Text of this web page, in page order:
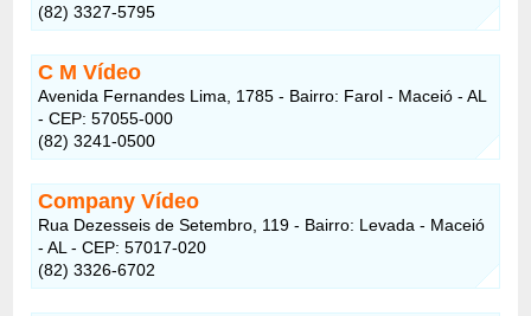
(82) 3327-5795
C M Vídeo
Avenida Fernandes Lima, 1785 - Bairro: Farol - Maceió - AL
- CEP: 57055-000
(82) 3241-0500
Company Vídeo
Rua Dezesseis de Setembro, 119 - Bairro: Levada - Maceió
- AL - CEP: 57017-020
(82) 3326-6702